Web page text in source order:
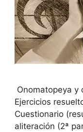
Onomatopeya y
Ejercicios
Cuestionario
aliteración (2ª